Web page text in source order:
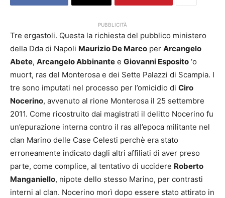
PUBBLICITÀ
Tre ergastoli. Questa la richiesta del pubblico ministero
della Dda di Napoli Maurizio De Marco per Arcangelo
Abete, Arcangelo Abbinante e Giovanni Esposito ‘o
muort, ras del Monterosa e dei Sette Palazzi di Scampia. I
tre sono imputati nel processo per l’omicidio di Ciro
Nocerino, avvenuto al rione Monterosa il 25 settembre
2011. Come ricostruito dai magistrati il delitto Nocerino fu
un’epurazione interna contro il ras all’epoca militante nel
clan Marino delle Case Celesti perchè era stato
erroneamente indicato dagli altri affiliati di aver preso
parte, come complice, al tentativo di uccidere Roberto
Manganiello, nipote dello stesso Marino, per contrasti
interni al clan. Nocerino morì dopo essere stato attirato in